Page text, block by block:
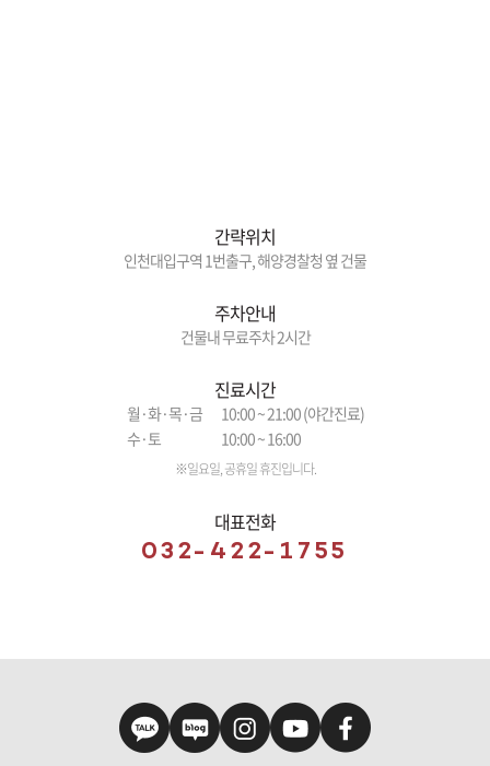
간략위치
인천대입구역 1번출구, 해양경찰청 옆 건물
주차안내
건물내 무료주차 2시간
진료시간
월·화·목·금
10:00 ~ 21:00 (야간진료)
수·토
10:00 ~ 16:00
※일요일, 공휴일 휴진입니다.
대표전화
032-422-1755